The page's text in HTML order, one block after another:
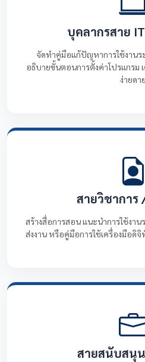
บุคลากรสาย
จัดทำคู่มือแก้ปัญหาการใช้งาน
อธิบายขั้นตอนการตั้งค่าโปรแกรม
ง่ายดาย
สายวิชาการ
สร้างสื่อการสอน แนะนำการใช้งา
ส่งงาน หรือคู่มือการใช้เครื่องมือดิ
สายสนับสนุ